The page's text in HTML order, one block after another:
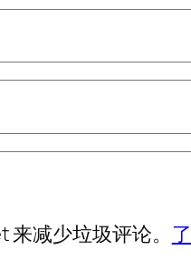
减少垃圾评论。